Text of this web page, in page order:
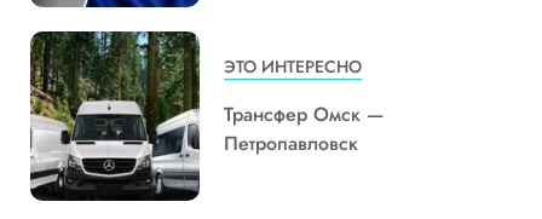
ЭТО ИНТЕРЕСНО
Трансфер Омск —
Петропавловск